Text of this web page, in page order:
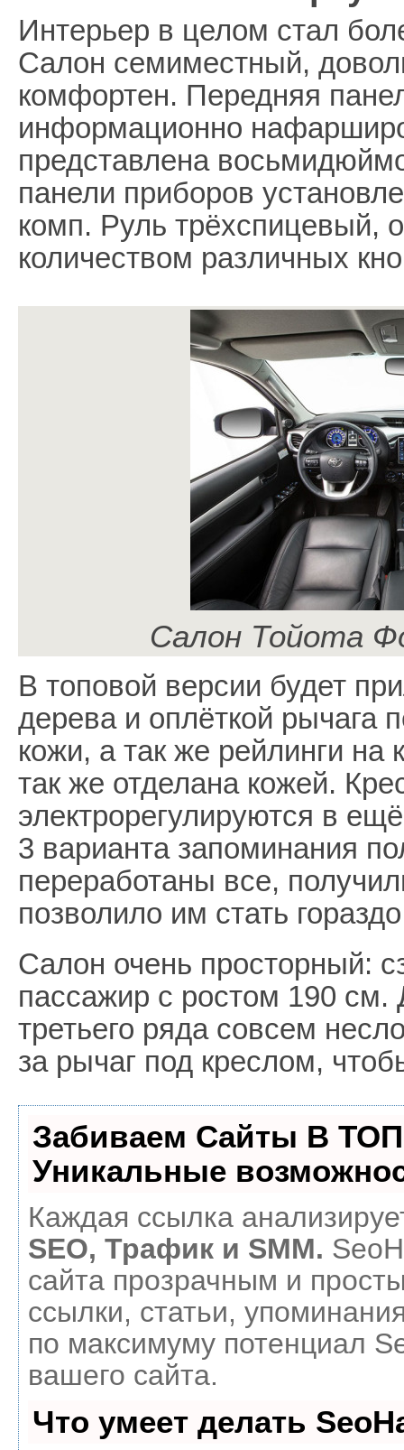
Интерьер в целом стал
Салон семиместный,
комфортен. Передняя
информационно
представлена
панели приборов
комп. Руль трёхспицевый,
количеством различных
Салон Тойота
В топовой версии будет
дерева и оплёткой рычага
кожи, а так же рейлинги
так же отделана кожей.
электрорегулируются в
3 варианта запоминания
переработаны все,
позволило им стать
Салон очень просторный:
пассажир с ростом 190 см.
третьего ряда совсем
за рычаг под креслом,
Забиваем Сайты В
Уникальные
Каждая ссылка
SEO, Трафик и SMM.
сайта прозрачным и
ссылки, статьи,
по максимуму потенциал
вашего сайта.
Что умеет делать